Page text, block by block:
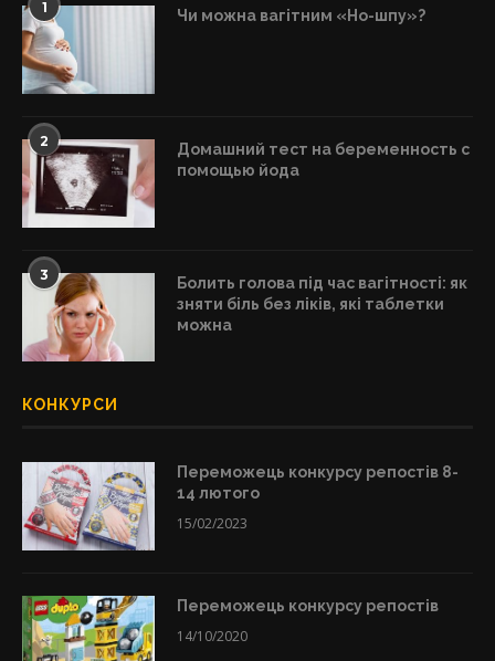
1 Чи можна вагітним «Но-шпу»?
2
Домашний тест на беременность с
помощью йода
3
Болить голова під час вагітності: як
зняти біль без ліків, які таблетки
можна
КОНКУРСИ
Переможець конкурсу репостів 8-
14 лютого
15/02/2023
Переможець конкурсу репостів
14/10/2020